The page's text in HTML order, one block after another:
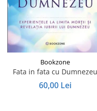
Bookzone
Fata in fata cu Dumnezeu
60,00 Lei